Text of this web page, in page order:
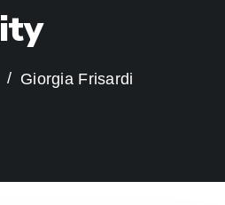
ity
Giorgia Frisardi